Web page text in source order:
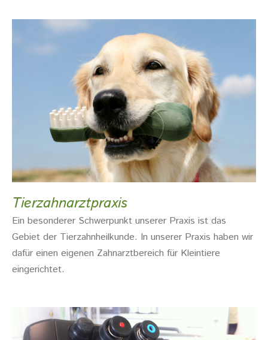
Tierzahnarztpraxis
Ein besonderer Schwerpunkt unserer Praxis ist das
Gebiet der Tierzahnheilkunde. In unserer Praxis haben wir
dafür einen eigenen Zahnarztbereich für Kleintiere
eingerichtet.